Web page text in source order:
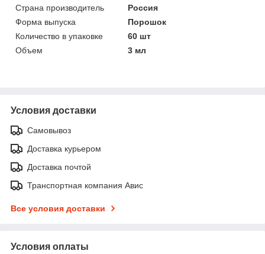
Страна производитель
Россия
Форма выпуска
Порошок
Количество в упаковке
60 шт
Объем
3 мл
Условия доставки
Самовывоз
Доставка курьером
Доставка почтой
Транспортная компания Авис
Все условия доставки
Условия оплаты